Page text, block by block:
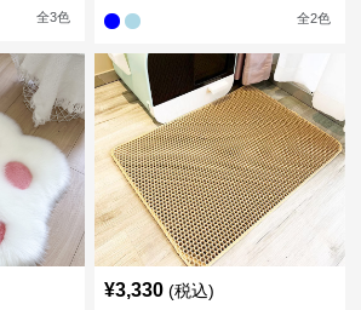
全3色 全2色
¥3,330 (税込)